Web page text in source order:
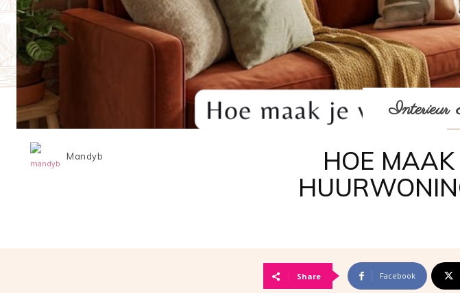
Mandyb
Interieur
HOE MAAK
Share Facebook